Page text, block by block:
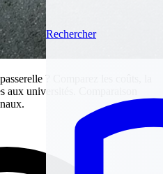
Rechercher
? Comparez les coûts, la
aux universités. Comparaison